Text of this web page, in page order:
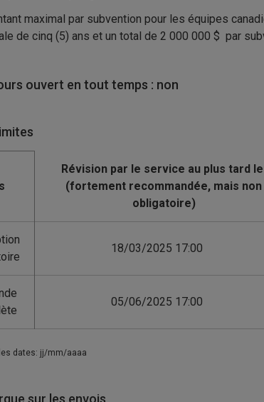
maximal par subvention pour les équipes
de cinq (5) ans et un total de 2 000 000 $ par
ouvert en tout temps : non
18/03/2025 17:00
05/06/2025 17:00
dates: jj/mm/aaaa
sur les envois